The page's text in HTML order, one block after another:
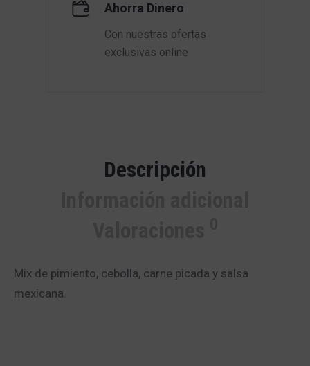
Ahorra Dinero
Con nuestras ofertas
exclusivas online
Descripción
Mix de pimiento, cebolla, carne picada y salsa
mexicana.